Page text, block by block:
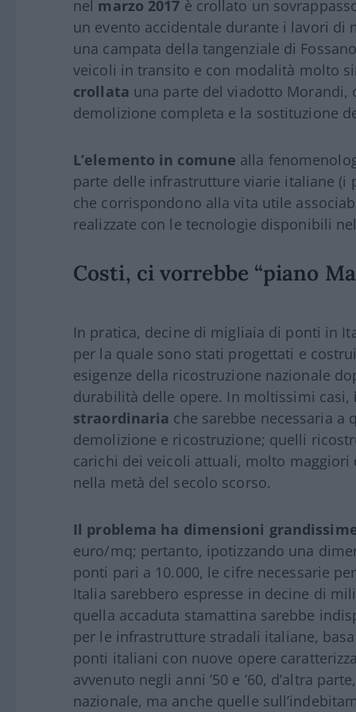
nel marzo 2017 è crollato un
un evento accidentale durante i lavori di
una campata della tangenziale di
veicoli in transito e con modalità molto
crollata una parte del viadotto
demolizione completa e la sostituzione
L’elemento in comune alla
parte delle infrastrutture viarie italiane (i
che corrispondono alla vita utile
realizzate con le tecnologie disponibili
Costi, ci vorrebbe “piano
In pratica, decine di migliaia di ponti in
per la quale sono stati progettati e
esigenze della ricostruzione nazionale
durabilità delle opere. In moltissimi casi,
straordinaria che sarebbe necessaria
demolizione e ricostruzione; quelli
carichi dei veicoli attuali, molto
nella metà del secolo scorso.
Il problema ha dimensioni
euro/mq; pertanto, ipotizzando una
ponti pari a 10.000, le cifre necessarie
Italia sarebbero espresse in decine di
quella accaduta stamattina sarebbe
per le infrastrutture stradali italiane,
ponti italiani con nuove opere
avvenuto negli anni ’50 e ’60, d’altra
nazionale, ma anche quelle